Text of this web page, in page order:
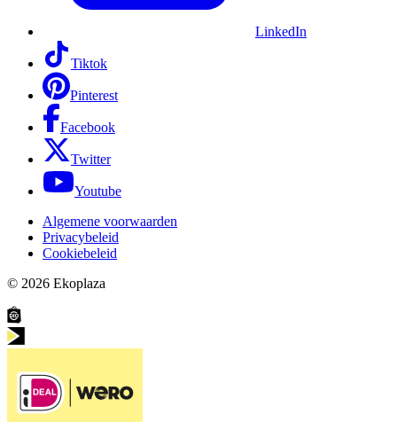
LinkedIn
Tiktok
Pinterest
Facebook
Twitter
Youtube
Algemene voorwaarden
Privacybeleid
Cookiebeleid
© 2026 Ekoplaza